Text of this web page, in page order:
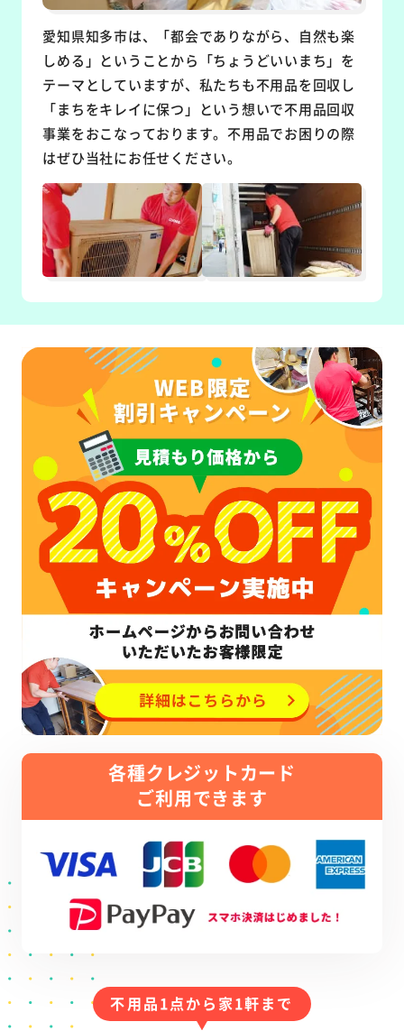
愛知県知多市は、「都会でありながら、自然も楽
しめる」ということから「ちょうどいいまち」を
テーマとしていますが、私たちも不用品を回収し
「まちをキレイに保つ」という想いで不用品回収
事業をおこなっております。不用品でお困りの際
はぜひ当社にお任せください。
各種クレジットカード
ご利用できます
不用品1点から家1軒まで